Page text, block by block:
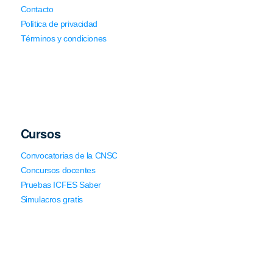
Contacto
Política de privacidad
Términos y condiciones
Cursos
Convocatorias de la CNSC
Concursos docentes
Pruebas ICFES Saber
Simulacros gratis